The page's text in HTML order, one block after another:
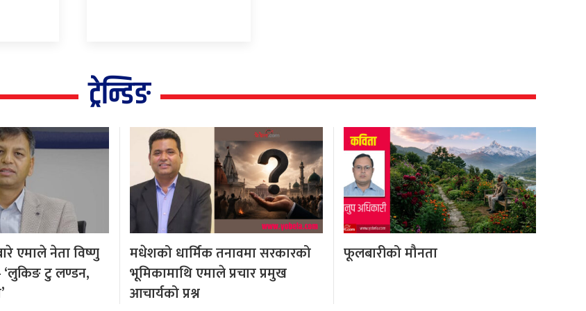
ट्रेन्डिङ
एमाले नेता विष्णु
‘लुकिङ टु लण्डन,
मधेशको धार्मिक तनावमा सरकारको
भूमिकामाथि एमाले प्रचार प्रमुख
आचार्यको प्रश्न
फूलबारीको मौनता